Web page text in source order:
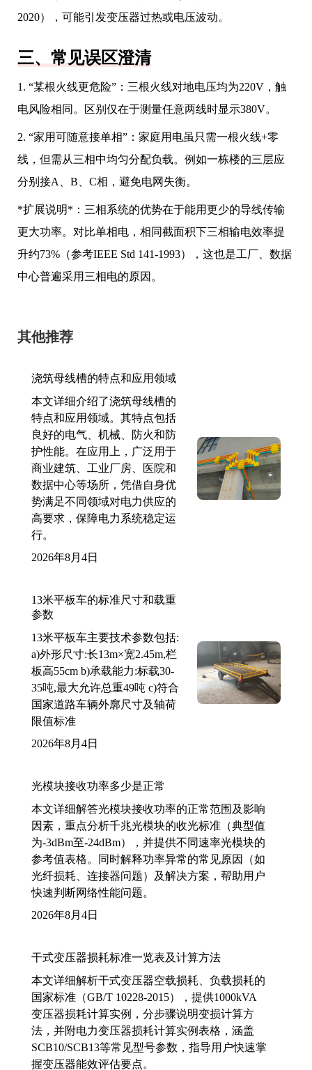
2020），可能引发变压器过热或电压波动。
三、常见误区澄清
1. “某根火线更危险”：三根火线对地电压均为220V，触
电风险相同。区别仅在于测量任意两线时显示380V。
2. “家用可随意接单相”：家庭用电虽只需一根火线+零
线，但需从三相中均匀分配负载。例如一栋楼的三层应
分别接A、B、C相，避免电网失衡。
*扩展说明*：三相系统的优势在于能用更少的导线传输
更大功率。对比单相电，相同截面积下三相输电效率提
升约73%（参考IEEE Std 141-1993），这也是工厂、数据
中心普遍采用三相电的原因。
其他推荐
浇筑母线槽的特点和应用领域
本文详细介绍了浇筑母线槽的
特点和应用领域。其特点包括
良好的电气、机械、防火和防
护性能。在应用上，广泛用于
商业建筑、工业厂房、医院和
数据中心等场所，凭借自身优
势满足不同领域对电力供应的
高要求，保障电力系统稳定运
行。
2026年8月4日
13米平板车的标准尺寸和载重
参数
13米平板车主要技术参数包括:
a)外形尺寸:长13m×宽2.45m,栏
板高55cm b)承载能力:标载30-
35吨,最大允许总重49吨 c)符合
国家道路车辆外廓尺寸及轴荷
限值标准
2026年8月4日
光模块接收功率多少是正常
本文详细解答光模块接收功率的正常范围及影响
因素，重点分析千兆光模块的收光标准（典型值
为-3dBm至-24dBm），并提供不同速率光模块的
参考值表格。同时解释功率异常的常见原因（如
光纤损耗、连接器问题）及解决方案，帮助用户
快速判断网络性能问题。
2026年8月4日
干式变压器损耗标准一览表及计算方法
本文详细解析干式变压器空载损耗、负载损耗的
国家标准（GB/T 10228-2015），提供1000kVA
变压器损耗计算实例，分步骤说明变损计算方
法，并附电力变压器损耗计算实例表格，涵盖
SCB10/SCB13等常见型号参数，指导用户快速掌
握变压器能效评估要点。